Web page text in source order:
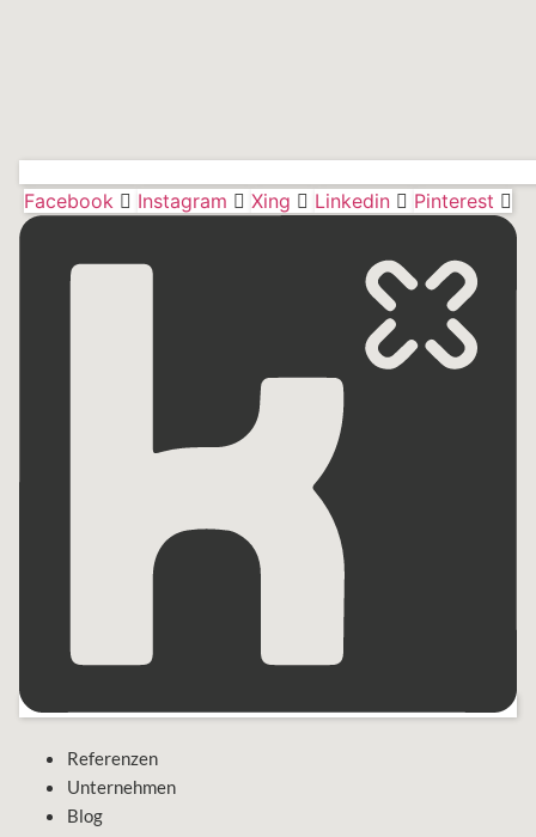
Facebook Instagram Xing Linkedin Pinterest
Referenzen
Unternehmen
Blog